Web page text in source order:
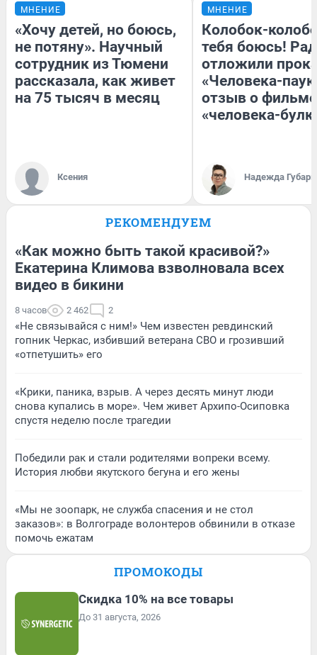
МНЕНИЕ
«Хочу детей, но боюсь,
не потяну». Научный
сотрудник из Тюмени
рассказала, как живет
на 75 тысяч в месяц
Ксения
МНЕНИЕ
Колобок-
тебя боюсь!
отложили
«Человека-
отзыв о
«человека-
Надежда Губарь
РЕКОМЕНДУЕМ
«Как можно быть такой красивой?»
Екатерина Климова взволновала всех
видео в бикини
8 часов 2 462 2
«Не связывайся с ним!» Чем известен ревдинский
гопник Черкас, избивший ветерана СВО и грозивший
«отпетушить» его
«Крики, паника, взрыв. А через десять минут люди
снова купались в море». Чем живет Архипо-Осиповка
спустя неделю после трагедии
Победили рак и стали родителями вопреки всему.
История любви якутского бегуна и его жены
«Мы не зоопарк, не служба спасения и не стол
заказов»: в Волгограде волонтеров обвинили в отказе
помочь ежатам
ПРОМОКОДЫ
Скидка 10% на все товары
До 31 августа, 2026